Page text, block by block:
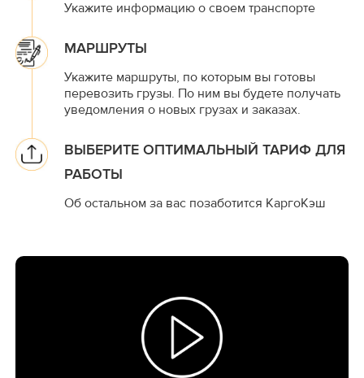
Укажите информацию о своем транспорте
МАРШРУТЫ
Укажите маршруты, по которым вы готовы
перевозить грузы. По ним вы будете получать
уведомления о новых грузах и заказах.
ВЫБЕРИТЕ ОПТИМАЛЬНЫЙ ТАРИФ ДЛЯ
РАБОТЫ
Об остальном за вас позаботится КаргоКэш